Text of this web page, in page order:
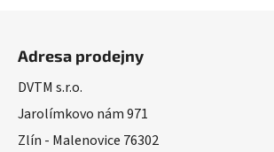
Adresa prodejny
DVTM s.r.o.
Jarolímkovo nám 971
Zlín - Malenovice 76302